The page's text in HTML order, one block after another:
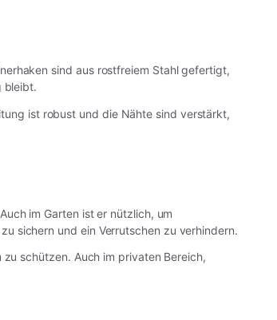
sind aus rostfreiem Stahl gefertigt,
bleibt.
ist robust und die Nähte sind verstärkt,
im Garten ist er nützlich, um
sichern und ein Verrutschen zu verhindern.
schützen. Auch im privaten Bereich,